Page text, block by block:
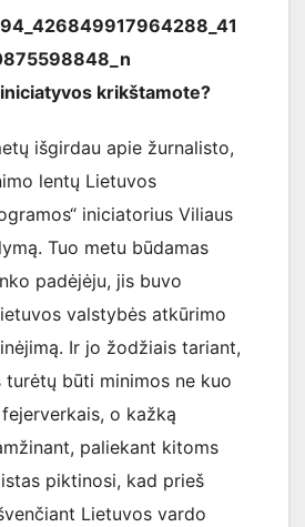
krikštamote?
išgirdau apie žurnalisto,
lentų Lietuvos
iniciatorius Viliaus
Tuo metu būdamas
padėjėju, jis buvo
valstybės atkūrimo
Ir jo žodžiais tariant,
būti minimos ne kuo
o kažką
paliekant kitoms
piktinosi, kad prieš
Lietuvos vardo